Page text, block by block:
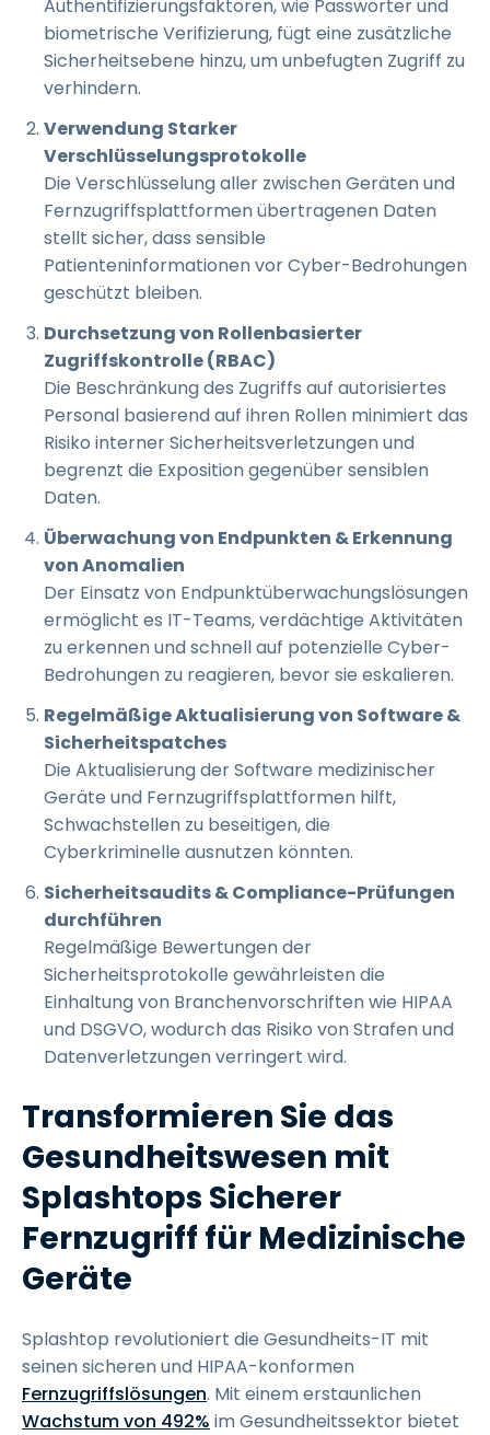
Authentifizierungsfaktoren, wie Passwörter und
biometrische Verifizierung, fügt eine zusätzliche
Sicherheitsebene hinzu, um unbefugten Zugriff zu
verhindern.
Verwendung Starker
Verschlüsselungsprotokolle
Die Verschlüsselung aller zwischen Geräten und
Fernzugriffsplattformen übertragenen Daten
stellt sicher, dass sensible
Patienteninformationen vor Cyber-Bedrohungen
geschützt bleiben.
Durchsetzung von Rollenbasierter
Zugriffskontrolle (RBAC)
Die Beschränkung des Zugriffs auf autorisiertes
Personal basierend auf ihren Rollen minimiert das
Risiko interner Sicherheitsverletzungen und
begrenzt die Exposition gegenüber sensiblen
Daten.
Überwachung von Endpunkten & Erkennung
von Anomalien
Der Einsatz von Endpunktüberwachungslösungen
ermöglicht es IT-Teams, verdächtige Aktivitäten
zu erkennen und schnell auf potenzielle Cyber-
Bedrohungen zu reagieren, bevor sie eskalieren.
Regelmäßige Aktualisierung von Software &
Sicherheitspatches
Die Aktualisierung der Software medizinischer
Geräte und Fernzugriffsplattformen hilft,
Schwachstellen zu beseitigen, die
Cyberkriminelle ausnutzen könnten.
Sicherheitsaudits & Compliance-Prüfungen
durchführen
Regelmäßige Bewertungen der
Sicherheitsprotokolle gewährleisten die
Einhaltung von Branchenvorschriften wie HIPAA
und DSGVO, wodurch das Risiko von Strafen und
Datenverletzungen verringert wird.
Transformieren Sie das
Gesundheitswesen mit
Splashtops Sicherer
Fernzugriff für Medizinische
Geräte
Splashtop revolutioniert die Gesundheits-IT mit
seinen sicheren und HIPAA-konformen
Fernzugriffslösungen. Mit einem erstaunlichen
Wachstum von 492% im Gesundheitssektor bietet